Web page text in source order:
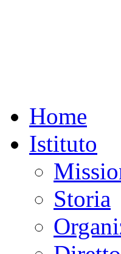
Home
Istituto
Storia